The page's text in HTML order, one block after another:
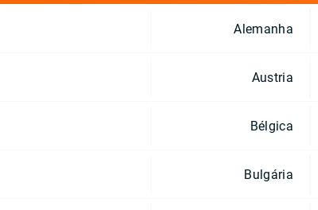
Alemanha
Austria
Bélgica
Bulgária